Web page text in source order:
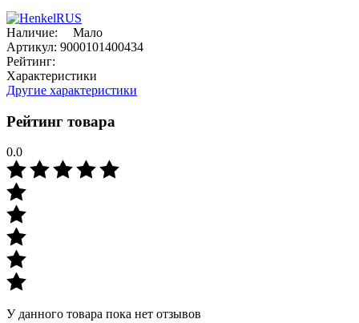
Наличие:
Мало
Артикул: 9000101400434
Рейтинг:
Характеристики
Другие характеристики
Рейтинг товара
0.0
У данного товара пока нет отзывов